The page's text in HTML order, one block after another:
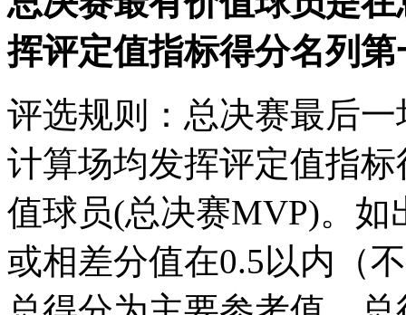
挥评定值指标得分名列
评选规则：总决赛最后
计算场均发挥评定值指
值球员(总决赛MVP)。
或相差分值在0.5以内（